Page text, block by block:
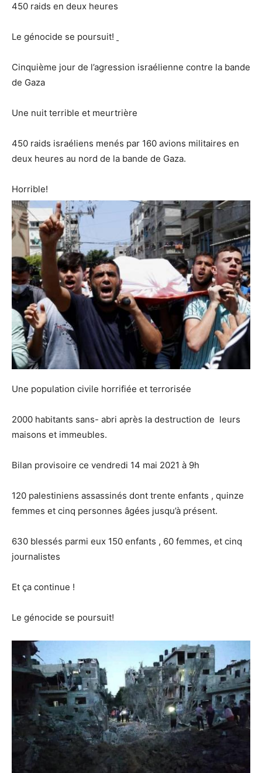
450 raids en deux heures
Le génocide se poursuit!
Cinquième jour de l’agression israélienne contre la bande
de Gaza
Une nuit terrible et meurtrière
450 raids israéliens menés par 160 avions militaires en
deux heures au nord de la bande de Gaza.
Horrible!
Une population civile horrifiée et terrorisée
2000 habitants sans- abri après la destruction de leurs
maisons et immeubles.
Bilan provisoire ce vendredi 14 mai 2021 à 9h
120 palestiniens assassinés dont trente enfants , quinze
femmes et cinq personnes âgées jusqu’à présent.
630 blessés parmi eux 150 enfants , 60 femmes, et cinq
journalistes
Et ça continue !
Le génocide se poursuit!